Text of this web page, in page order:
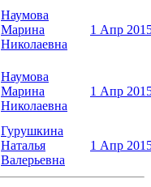
Наумова
Марина
Николаевна
1 Апр
Наумова
Марина
Николаевна
1 Апр
Гурушкина
Наталья
Валерьевна
1 Апр